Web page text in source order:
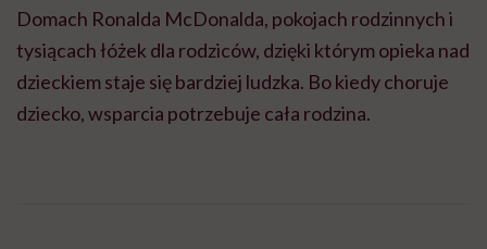
Domach Ronalda McDonalda, pokojach rodzinnych i
tysiącach łóżek dla rodziców, dzięki którym opieka nad
dzieckiem staje się bardziej ludzka. Bo kiedy choruje
dziecko, wsparcia potrzebuje cała rodzina.